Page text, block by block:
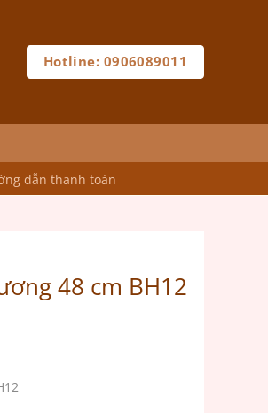
Hotline: 0906089011
dẫn thanh toán
48 cm BH12